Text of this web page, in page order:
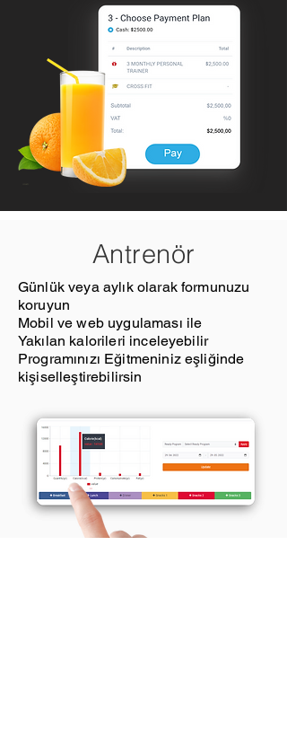
Antrenör
Günlük veya aylık olarak formunuzu
koruyun
Mobil ve web uygulaması ile
Yakılan kalorileri inceleyebilir
Programınızı Eğitmeniniz eşliğinde
kişiselleştirebilirsin